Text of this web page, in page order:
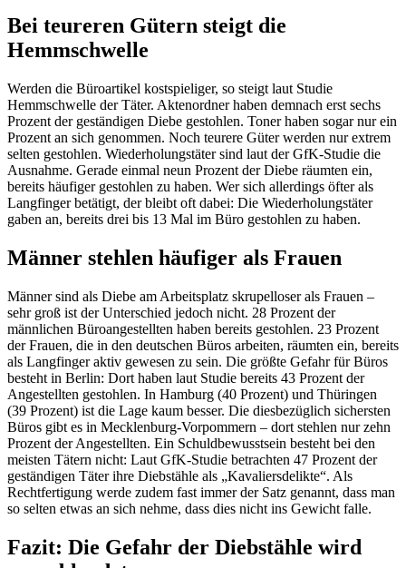
Bei teureren Gütern steigt die
Hemmschwelle
Werden die Büroartikel kostspieliger, so steigt laut Studie
Hemmschwelle der Täter. Aktenordner haben demnach erst sechs
Prozent der geständigen Diebe gestohlen. Toner haben sogar nur ein
Prozent an sich genommen. Noch teurere Güter werden nur extrem
selten gestohlen. Wiederholungstäter sind laut der GfK-Studie die
Ausnahme. Gerade einmal neun Prozent der Diebe räumten ein,
bereits häufiger gestohlen zu haben. Wer sich allerdings öfter als
Langfinger betätigt, der bleibt oft dabei: Die Wiederholungstäter
gaben an, bereits drei bis 13 Mal im Büro gestohlen zu haben.
Männer stehlen häufiger als Frauen
Männer sind als Diebe am Arbeitsplatz skrupelloser als Frauen –
sehr groß ist der Unterschied jedoch nicht. 28 Prozent der
männlichen Büroangestellten haben bereits gestohlen. 23 Prozent
der Frauen, die in den deutschen Büros arbeiten, räumten ein, bereits
als Langfinger aktiv gewesen zu sein. Die größte Gefahr für Büros
besteht in Berlin: Dort haben laut Studie bereits 43 Prozent der
Angestellten gestohlen. In Hamburg (40 Prozent) und Thüringen
(39 Prozent) ist die Lage kaum besser. Die diesbezüglich sichersten
Büros gibt es in Mecklenburg-Vorpommern – dort stehlen nur zehn
Prozent der Angestellten. Ein Schuldbewusstsein besteht bei den
meisten Tätern nicht: Laut GfK-Studie betrachten 47 Prozent der
geständigen Täter ihre Diebstähle als „Kavaliersdelikte“. Als
Rechtfertigung werde zudem fast immer der Satz genannt, dass man
so selten etwas an sich nehme, dass dies nicht ins Gewicht falle.
Fazit: Die Gefahr der Diebstähle wird